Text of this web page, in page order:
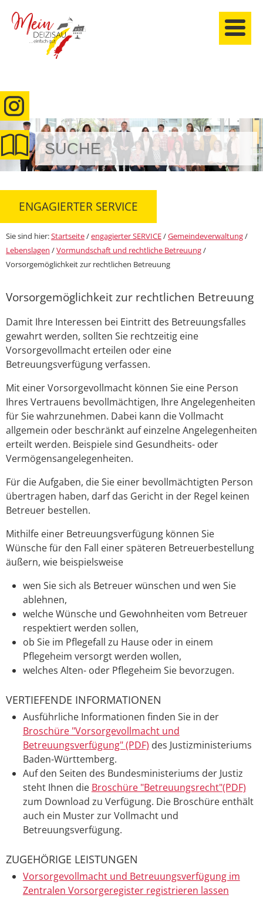
anmelden
ENGAGIERTER SERVICE
Sie sind hier:Startseite/engagierter SERVICE/Gemeindeverwaltung/
Lebenslagen /Vormundschaft und rechtliche Betreuung/
Vorsorgemöglichkeit zur rechtlichen Betreuung
Vorsorgemöglichkeit zur rechtlichen Betreuung
Damit Ihre Interessen bei Eintritt des Betreuungsfalles
gewahrt werden, sollten Sie rechtzeitig eine
Vorsorgevollmacht erteilen oder eine
Betreuungsverfügung verfassen.
Mit einer Vorsorgevollmacht können Sie eine Person
Ihres Vertrauens bevollmächtigen, Ihre Angelegenheiten
für Sie wahrzunehmen. Dabei kann die Vollmacht
allgemein oder beschränkt auf einzelne Angelegenheiten
erteilt werden. Beispiele sind Gesundheits- oder
Vermögensangelegenheiten.
Für die Aufgaben, die Sie einer bevollmächtigten Person
übertragen haben, darf das Gericht in der Regel keinen
Betreuer bestellen.
Mithilfe einer Betreuungsverfügung können Sie
Wünsche für den Fall einer späteren Betreuerbestellung
äußern, wie beispielsweise
wen Sie sich als Betreuer wünschen und wen Sie
ablehnen,
welche Wünsche und Gewohnheiten vom Betreuer
respektiert werden sollen,
ob Sie im Pflegefall zu Hause oder in einem
Pflegeheim versorgt werden wollen,
welches Alten- oder Pflegeheim Sie bevorzugen.
VERTIEFENDE INFORMATIONEN
Ausführliche Informationen finden Sie in der
Broschüre "Vorsorgevollmacht und
Betreuungsverfügung" (PDF) des Justizministeriums
Baden-Württemberg.
Auf den Seiten des Bundesministeriums der Justiz
steht Ihnen die Broschüre "Betreuungsrecht"(PDF)
zum Download zu Verfügung. Die Broschüre enthält
auch ein Muster zur Vollmacht und
Betreuungsverfügung.
ZUGEHÖRIGE LEISTUNGEN
Vorsorgevollmacht und Betreuungsverfügung im
Zentralen Vorsorgeregister registrieren lassen